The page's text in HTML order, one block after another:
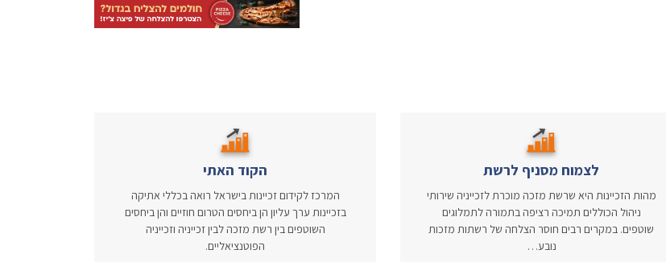
לצמוח מסניף לרשת
מהות הזכיינות היא שרשת מזכה מוכרת לזכייניה שירותי
ניהול הכוללים תמיכה רציפה בתמורה לתמלוגים
שוטפים. במקרים רבים חוסר הצלחה של רשתות מזכות
נובע…
הקוד האתי
המרכז לקידום זכיינות בישראל רואה בכללי אתיקה
בזכיינות ערך עליון הן ביחסים הטרום חוזיים והן ביחסים
השוטפים בין רשת מזכה לבין זכייניה וזכייניה
הפוטנציאליים.